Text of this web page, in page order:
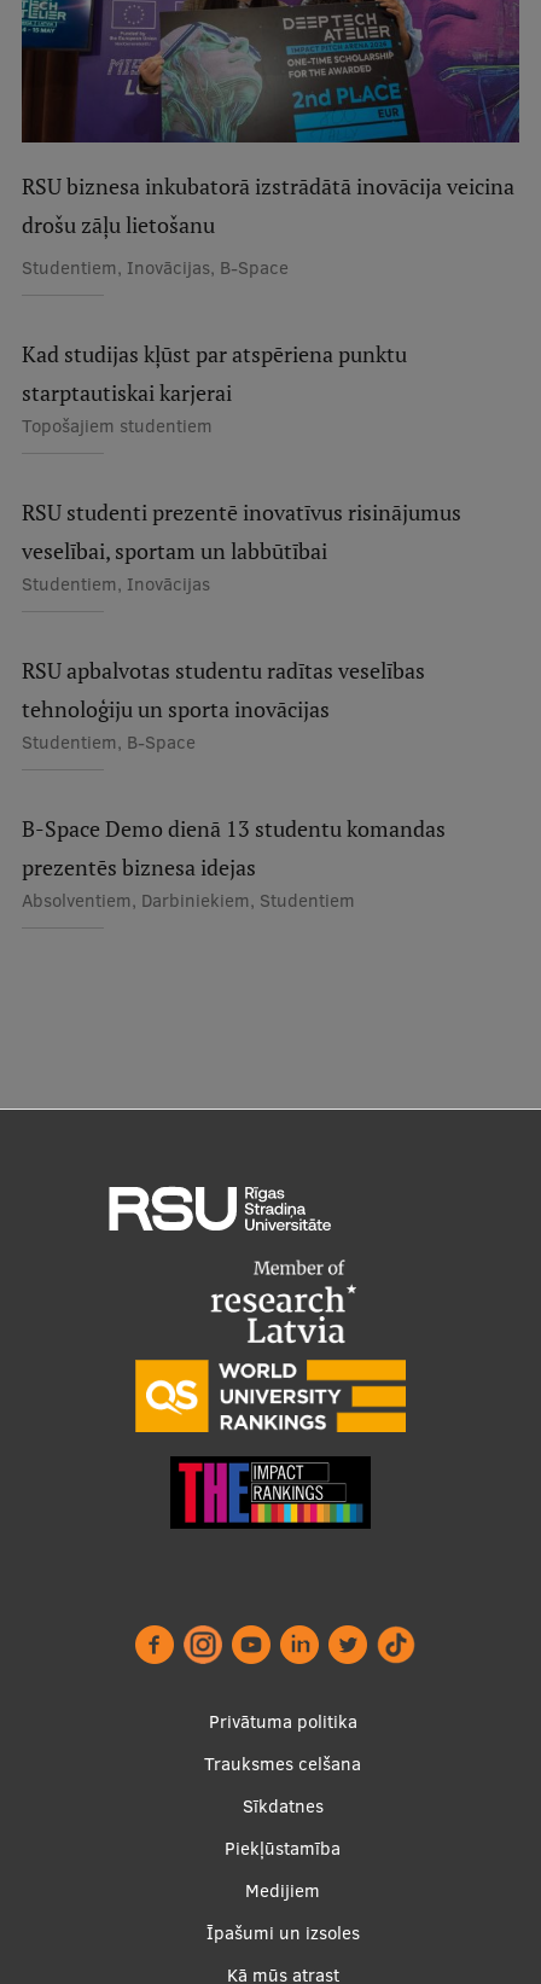
RSU biznesa inkubatorā izstrādātā inovācija veicina
drošu zāļu lietošanu
Studentiem, Inovācijas, B-Space
Kad studijas kļūst par atspēriena punktu
starptautiskai karjerai
Topošajiem studentiem
RSU studenti prezentē inovatīvus risinājumus
veselībai, sportam un labbūtībai
Studentiem, Inovācijas
RSU apbalvotas studentu radītas veselības
tehnoloģiju un sporta inovācijas
Studentiem, B-Space
B-Space Demo dienā 13 studentu komandas
prezentēs biznesa idejas
Absolventiem, Darbiniekiem, Studentiem
Privātuma politika
Trauksmes celšana
Sīkdatnes
Piekļūstamība
Medijiem
Īpašumi un izsoles
Kā mūs atrast